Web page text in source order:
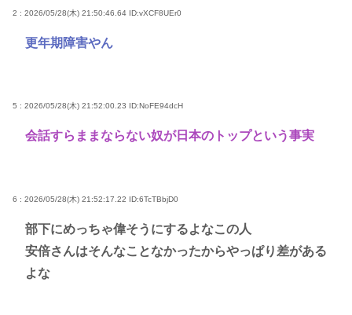
2 : 2026/05/28(木) 21:50:46.64 ID:vXCF8UEr0
更年期障害やん
5 : 2026/05/28(木) 21:52:00.23 ID:NoFE94dcH
会話すらままならない奴が日本のトップという事実
6 : 2026/05/28(木) 21:52:17.22 ID:6TcTBbjD0
部下にめっちゃ偉そうにするよなこの人
安倍さんはそんなことなかったからやっぱり差がある
よな